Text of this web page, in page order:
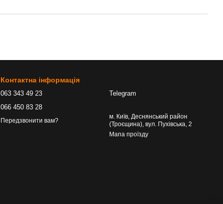
Контактна інформація
063 343 49 23
066 450 83 28
Передзвонити вам?
Telegram
м. Київ, Деснянський район
(Троєщина), вул. Пухівська, 2
Мапа проїзду